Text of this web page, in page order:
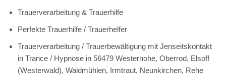
Trauerverarbeitung & Trauerhilfe
Perfekte Trauerhilfe / Trauerhelfer
Trauerverarbeitung / Trauerbewältigung mit Jenseitskontakt
in Trance / Hypnose in 56479 Westernohe, Oberrod, Elsoff
(Westerwald), Waldmühlen, Irmtraut, Neunkirchen, Rehe